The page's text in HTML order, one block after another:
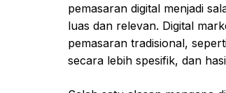
pemasaran digital menjadi
luas dan relevan. Digital
pemasaran tradisional,
secara lebih spesifik, dan